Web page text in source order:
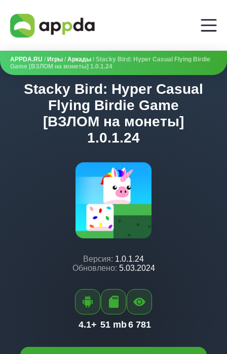
APPDA.RU / Игры / Аркады / Stacky Bird: Hyper Casual Flying Birdie
Game [ВЗЛОМ на монеты] 1.0.1.24
Stacky Bird: Hyper Casual
Flying Birdie Game
[ВЗЛОМ на монеты]
1.0.1.24
Версия: 1.0.1.24
Обновлено: 5.03.2024
4.1+ 51 mb6 781